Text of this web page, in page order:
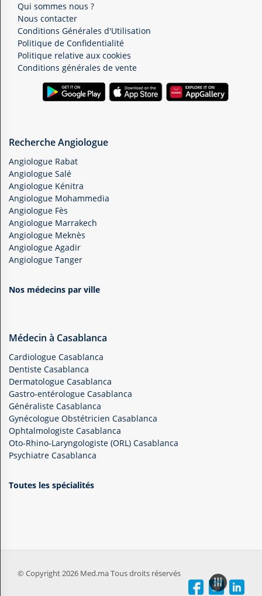
Qui sommes nous ?
Nous contacter
Conditions Générales d'Utilisation
Politique de Confidentialité
Politique relative aux cookies
Conditions générales de vente
Recherche Angiologue
Angiologue Rabat
Angiologue Salé
Angiologue Kénitra
Angiologue Mohammedia
Angiologue Fès
Angiologue Marrakech
Angiologue Meknès
Angiologue Agadir
Angiologue Tanger
Nos médecins par ville
Médecin à Casablanca
Cardiologue Casablanca
Dentiste Casablanca
Dermatologue Casablanca
Gastro-entérologue Casablanca
Généraliste Casablanca
Gynécologue Obstétricien Casablanca
Ophtalmologiste Casablanca
Oto-Rhino-Laryngologiste (ORL) Casablanca
Psychiatre Casablanca
Toutes les spécialités
© Copyright 2026 Med.ma Tous droits réservés